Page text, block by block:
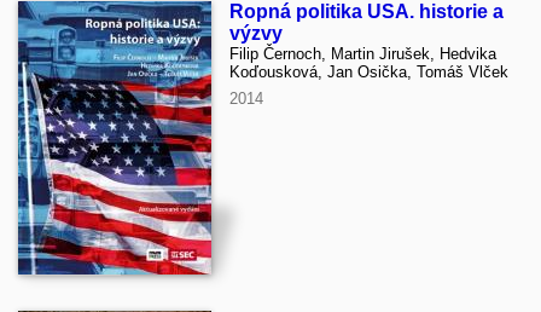
Ropná politika USA. historie a
výzvy
Filip Černoch, Martin Jirušek, Hedvika
Koďousková, Jan Osička, Tomáš Vlček
2014